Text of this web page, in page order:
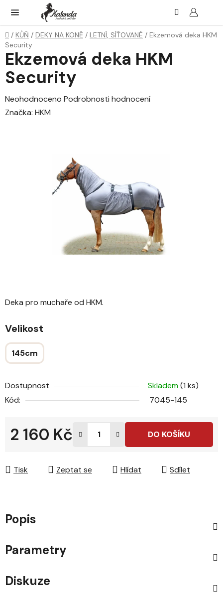
obsah
Domů
/ KŮŇ / DEKY NA KONĚ / LETNÍ, SÍŤOVANÉ / Ekzemová deka HKM
Security
Deka pro muchaře od HKM.
Velikost
145cm
Dostupnost Skladem(1 ks)
Kód:
7045-145
2 160 Kč DO KOŠÍKU
Tisk Zeptat se Hlídat Sdílet
Ekzemová deka HKM
Security
Průměrné
hodnocení
Neohodnoceno Podrobnosti hodnocení
Značka: HKM
Popis
Parametry
Diskuze